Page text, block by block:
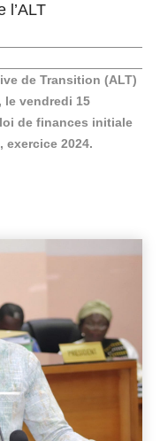
l’ALT
de Transition (ALT)
le vendredi 15
de finances initiale
exercice 2024.